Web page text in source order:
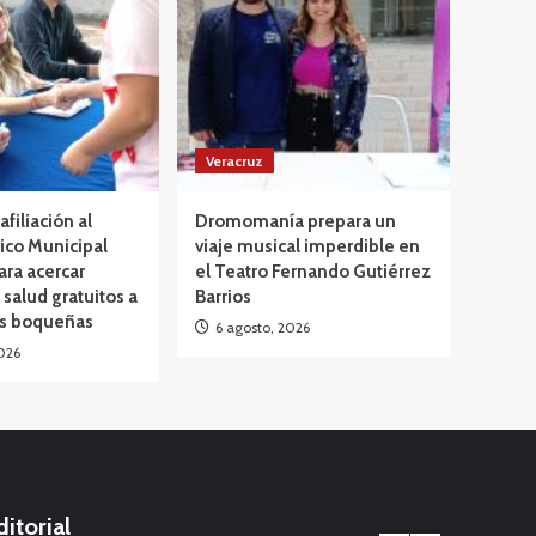
al
Municipal
acercar
gratuitos a
boqueñas
Veracruz
Dromomanía prepara un
viaje musical imperdible en
el Teatro Fernando Gutiérrez
Barrios
6 agosto, 2026